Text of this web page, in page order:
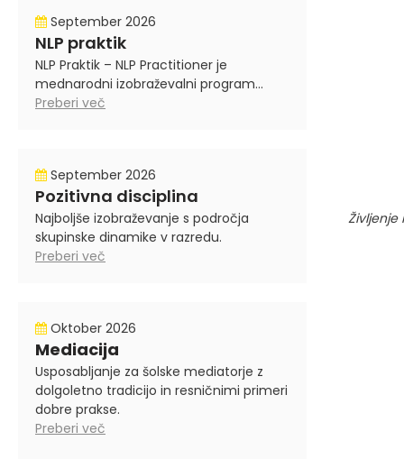
September 2026
NLP praktik
NLP Praktik – NLP Practitioner je
mednarodni izobraževalni program...
Preberi več
September 2026
Pozitivna disciplina
Najboljše izobraževanje s področja
skupinske dinamike v razredu.
Preberi več
Oktober 2026
Mediacija
Usposabljanje za šolske mediatorje z
dolgoletno tradicijo in resničnimi primeri
dobre prakse.
Preberi več
Življenje